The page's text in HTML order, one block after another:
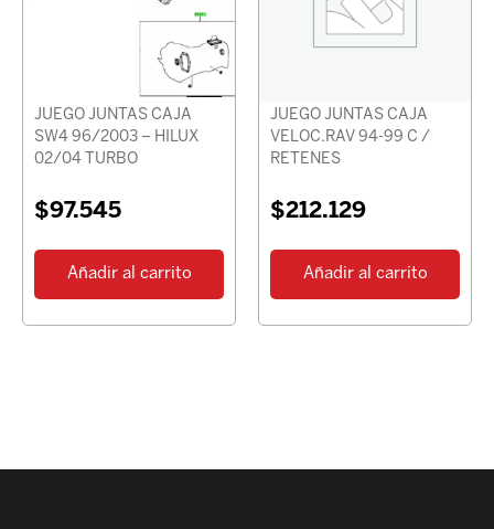
JUEGO JUNTAS CAJA
SW4 96/2003 – HILUX
02/04 TURBO
$97.545
Añadir al carrito
JUEGO JUNTAS CAJA
VELOC.RAV 94-99 C /
RETENES
$212.129
Añadir al carrito